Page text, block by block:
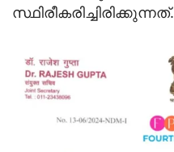
സ്ഥിരീകരിച്ചിരിക്കുന്നത്.